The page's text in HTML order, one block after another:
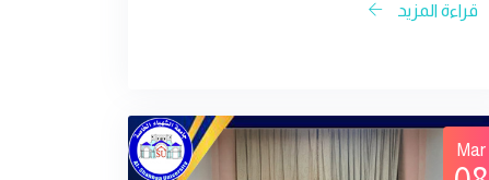
قراءة المزيد
Mar